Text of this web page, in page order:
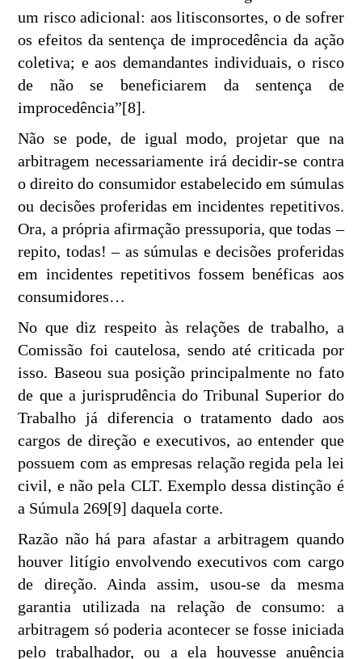
um risco adicional: aos litisconsortes, o de sofrer
os efeitos da sentença de improcedência da ação
coletiva; e aos demandantes individuais, o risco
de não se beneficiarem da sentença de
improcedência”[8].
Não se pode, de igual modo, projetar que na
arbitragem necessariamente irá decidir-se contra
o direito do consumidor estabelecido em súmulas
ou decisões proferidas em incidentes repetitivos.
Ora, a própria afirmação pressuporia, que todas –
repito, todas! – as súmulas e decisões proferidas
em incidentes repetitivos fossem benéficas aos
consumidores…
No que diz respeito às relações de trabalho, a
Comissão foi cautelosa, sendo até criticada por
isso. Baseou sua posição principalmente no fato
de que a jurisprudência do Tribunal Superior do
Trabalho já diferencia o tratamento dado aos
cargos de direção e executivos, ao entender que
possuem com as empresas relação regida pela lei
civil, e não pela CLT. Exemplo dessa distinção é
a Súmula 269[9] daquela corte.
Razão não há para afastar a arbitragem quando
houver litígio envolvendo executivos com cargo
de direção. Ainda assim, usou-se da mesma
garantia utilizada na relação de consumo: a
arbitragem só poderia acontecer se fosse iniciada
pelo trabalhador, ou a ela houvesse anuência